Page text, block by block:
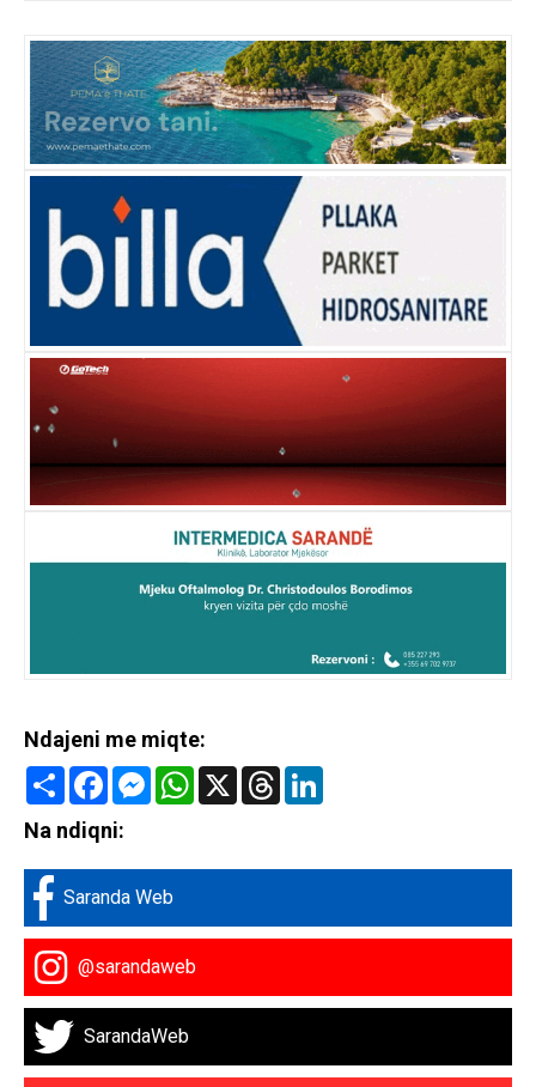
Ndajeni me miqte:
Share FacebookMessenger
WhatsApp
X Threads
Na ndiqni:
Saranda Web
@sarandaweb
SarandaWeb